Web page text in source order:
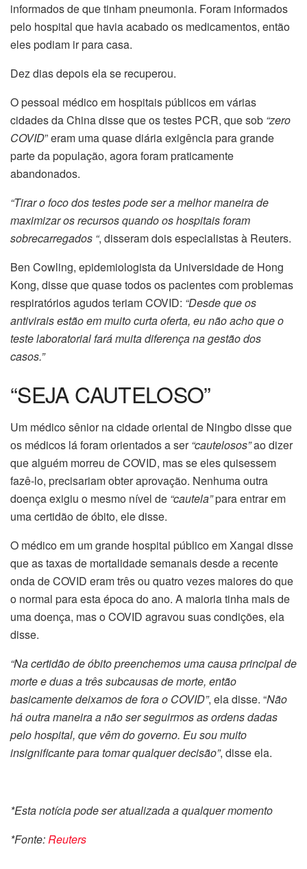
informados de que tinham pneumonia. Foram informados
pelo hospital que havia acabado os medicamentos, então
eles podiam ir para casa.
Dez dias depois ela se recuperou.
O pessoal médico em hospitais públicos em várias
cidades da China disse que os testes PCR, que sob “zero
COVID” eram uma quase diária exigência para grande
parte da população, agora foram praticamente
abandonados.
“Tirar o foco dos testes pode ser a melhor maneira de
maximizar os recursos quando os hospitais foram
sobrecarregados “, disseram dois especialistas à Reuters.
Ben Cowling, epidemiologista da Universidade de Hong
Kong, disse que quase todos os pacientes com problemas
respiratórios agudos teriam COVID: “Desde que os
antivirais estão em muito curta oferta, eu não acho que o
teste laboratorial fará muita diferença na gestão dos
casos.”
“SEJA CAUTELOSO”
Um médico sênior na cidade oriental de Ningbo disse que
os médicos lá foram orientados a ser“cautelosos”ao dizer
que alguém morreu de COVID, mas se eles quisessem
fazê-lo, precisariam obter aprovação. Nenhuma outra
doença exigiu o mesmo nível de “cautela”para entrar em
uma certidão de óbito, ele disse.
O médico em um grande hospital público em Xangai disse
que as taxas de mortalidade semanais desde a recente
onda de COVID eram três ou quatro vezes maiores do que
o normal para esta época do ano. A maioria tinha mais de
uma doença, mas o COVID agravou suas condições, ela
disse.
“Na certidão de óbito preenchemos uma causa principal de
morte e duas a três subcausas de morte, então
basicamente deixamos de fora o COVID”, ela disse. “Não
há outra maneira a não ser seguirmos as ordens dadas
pelo hospital, que vêm do governo. Eu sou muito
insignificante para tomar qualquer decisão”, disse ela.
*Esta notícia pode ser atualizada a qualquer momento
*Fonte:Reuters